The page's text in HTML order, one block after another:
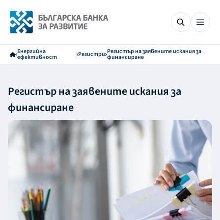
Енергийна
ефективност Регистри Регистър на заявените искания за
финансиране
Регистър на заявените искания за
финансиране